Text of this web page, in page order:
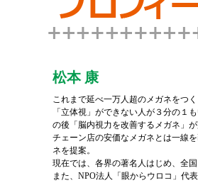
松本 康
これまで延べ一万人超のメガネをつ
「立体視」ができない人が３分の１
の後「脳内視力を改善するメガネ」が
チェーン店の安価なメガネとは一線
ネを提案。
現在では、各界の著名人はじめ、全
また、NPO法人「眼からウロコ」代